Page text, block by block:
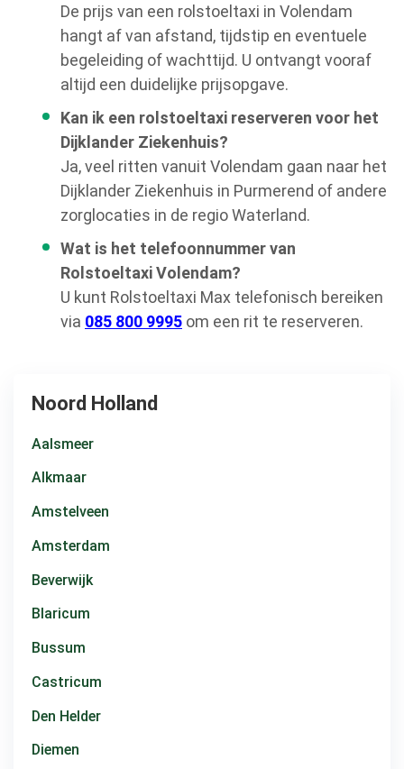
De prijs van een rolstoeltaxi in Volendam
hangt af van afstand, tijdstip en eventuele
begeleiding of wachttijd. U ontvangt vooraf
altijd een duidelijke prijsopgave.
Kan ik een rolstoeltaxi reserveren voor het
Dijklander Ziekenhuis?
Ja, veel ritten vanuit Volendam gaan naar het
Dijklander Ziekenhuis in Purmerend of andere
zorglocaties in de regio Waterland.
Wat is het telefoonnummer van
Rolstoeltaxi Volendam?
U kunt Rolstoeltaxi Max telefonisch bereiken
via 085 800 9995 om een rit te reserveren.
Noord Holland
Aalsmeer
Alkmaar
Amstelveen
Amsterdam
Beverwijk
Blaricum
Bussum
Castricum
Den Helder
Diemen